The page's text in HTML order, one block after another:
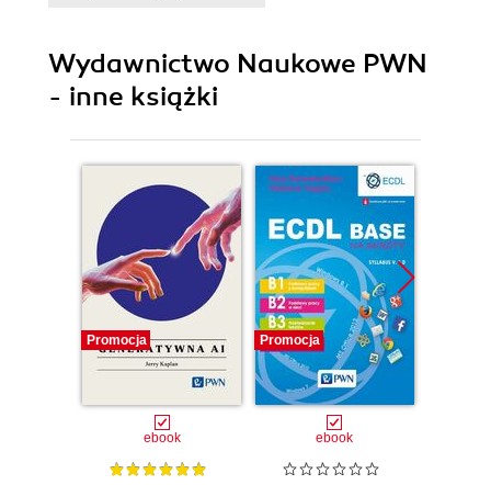
KOBIET CZYLI WIĘCEJ TO CZASEM MNIEJ 112
MĘSKIE FANTAZJE ALBO PIWO, NOGI I INNE
EKSTREMA 123 CZAS TO PIENIĄDZ ALBO
TRASY CZYLI PAN MINISTER W PODRÓŻY 153 NA
PRZED SĄDEM 166 DŹWIĘCZĄCA MATEMATYKA
ALBO KOD JANA SEBASTIANA 176 WSZYSTKO
PŁYNIE? CZYLI KASIARZE W KORKU 188
KWADRATURA KOŁA CZYLI O DEKRETOWANIU
PRAWDY 208 ZAŁĄCZNIK 221 OBLICZANKI -
ROZWIĄZANIA 234 ŹRÓDŁA 237 SKOROWIDZ
Wydawnictwo Naukowe PWN
- inne książki
Promocja
ebook
Promocja
ebook